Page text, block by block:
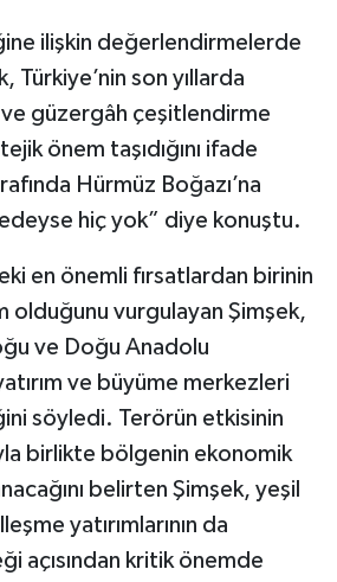
ilişkin değerlendirmelerde
Türkiye’nin son yıllarda
güzergâh çeşitlendirme
önem taşıdığını ifade
Hürmüz Boğazı’na
hiç yok” diye konuştu.
en önemli fırsatlardan birinin
vurgulayan Şimşek,
ve Doğu Anadolu
ve büyüme merkezleri
söyledi. Terörün etkisinin
birlikte bölgenin ekonomik
belirten Şimşek, yeşil
yatırımlarının da
açısından kritik önemde